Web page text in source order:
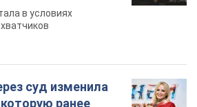
в условиях
суд изменила
ранее